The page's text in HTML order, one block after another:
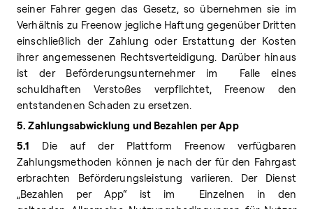
seiner Fahrer gegen das Gesetz, so übernehmen sie im
Verhältnis zu Freenow jegliche Haftung gegenüber Dritten
einschließlich der Zahlung oder Erstattung der Kosten
ihrer angemessenen Rechtsverteidigung. Darüber hinaus
ist der Beförderungsunternehmer im Falle eines
schuldhaften Verstoßes verpflichtet, Freenow den
entstandenen Schaden zu ersetzen.
5. Zahlungsabwicklung und Bezahlen per App
5.1 Die auf der Plattform Freenow verfügbaren
Zahlungsmethoden können je nach der für den Fahrgast
erbrachten Beförderungsleistung variieren. Der Dienst
„Bezahlen per App“ ist im Einzelnen in den